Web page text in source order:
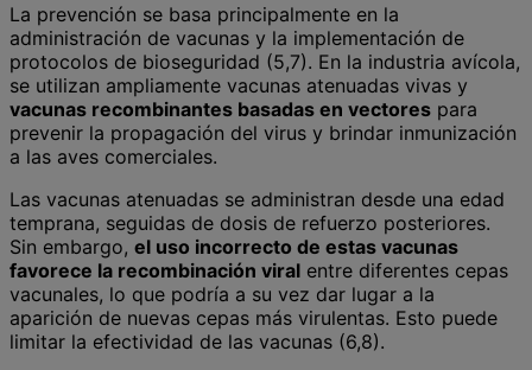
La prevención se basa principalmente en la
administración de vacunas y la implementación de
protocolos de bioseguridad (5,7). En la industria avícola,
se utilizan ampliamente vacunas atenuadas vivas y
vacunas recombinantes basadas en vectores para
prevenir la propagación del virus y brindar inmunización
a las aves comerciales.
Las vacunas atenuadas se administran desde una edad
temprana, seguidas de dosis de refuerzo posteriores.
Sin embargo, el uso incorrecto de estas vacunas
favorece la recombinación viral entre diferentes cepas
vacunales, lo que podría a su vez dar lugar a la
aparición de nuevas cepas más virulentas. Esto puede
limitar la efectividad de las vacunas (6,8).